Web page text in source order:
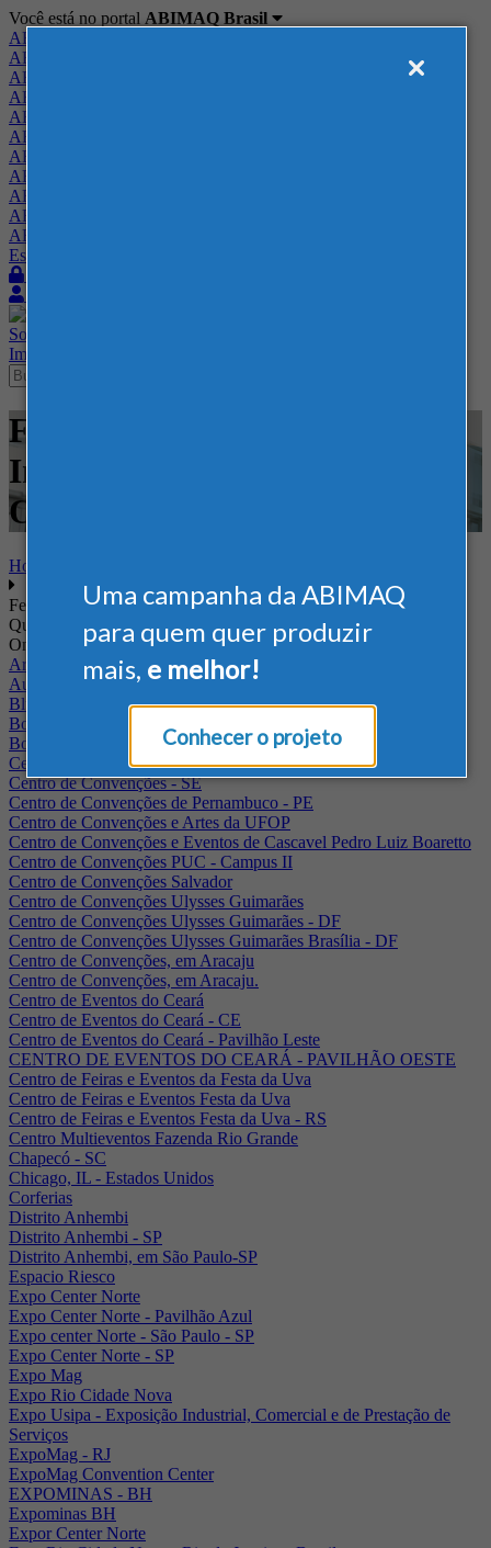
Uma campanha da ABIMAQ
para quem quer produzir
mais, e melhor!
Conhecer o projeto
Você está no portal ABIMAQ Brasil
ABIMAQ Brasil
ABIMAQ Minas Gerais
ABIMAQ Norte-Nordeste
ABIMAQ Paraná
ABIMAQ Piracicaba
ABIMAQ Ribeirão Preto
ABIMAQ Rio de Janeiro
ABIMAQ Rio Grande do Sul
ABIMAQ Santa Catarina
ABIMAQ São Paulo
ABIMAQ Vale do Paraíba
Escritório de Relações Governamentais
Sobre
Imprensa
Feiras - Espacio Riesco - Feira
Internacional - Naval e
Offshore
Home
Feiras
Quando
Onde
Arena Jaguariuna
Auditório Albano Franco - FIEPA
Blumenau - SC
BolognaFiere
Boulevard Olimpico - RJ
Centro Internacional de Convenções do Brasil, em Brasília
Centro de Convenções - SE
Centro de Convenções de Pernambuco - PE
Centro de Convenções e Artes da UFOP
Centro de Convenções e Eventos de Cascavel Pedro Luiz Boaretto
Centro de Convenções PUC - Campus II
Centro de Convenções Salvador
Centro de Convenções Ulysses Guimarães
Centro de Convenções Ulysses Guimarães - DF
Centro de Convenções Ulysses Guimarães Brasília - DF
Centro de Convenções, em Aracaju
Centro de Convenções, em Aracaju.
Centro de Eventos do Ceará
Centro de Eventos do Ceará - CE
Centro de Eventos do Ceará - Pavilhão Leste
CENTRO DE EVENTOS DO CEARÁ - PAVILHÃO OESTE
Centro de Feiras e Eventos da Festa da Uva
Centro de Feiras e Eventos Festa da Uva
Centro de Feiras e Eventos Festa da Uva - RS
Centro Multieventos Fazenda Rio Grande
Chapecó - SC
Chicago, IL - Estados Unidos
Corferias
Distrito Anhembi
Distrito Anhembi - SP
Distrito Anhembi, em São Paulo-SP
Espacio Riesco
Expo Center Norte
Expo Center Norte - Pavilhão Azul
Expo center Norte - São Paulo - SP
Expo Center Norte - SP
Expo Mag
Expo Rio Cidade Nova
Expo Usipa - Exposição Industrial, Comercial e de Prestação de
Serviços
ExpoMag - RJ
ExpoMag Convention Center
EXPOMINAS - BH
Expominas BH
Expor Center Norte